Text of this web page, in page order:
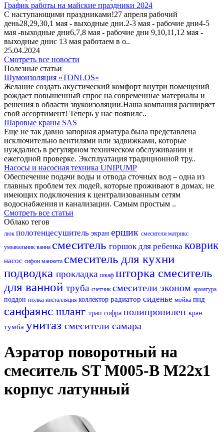
График работы на майские праздники 2024
С наступающими праздниками!27 апреля рабочий
день28,29,30,1 мая - выходные дни.2-3 мая - рабочие дни4-5
мая -выходные дни6,7,8 мая - рабочие дни 9,10,11,12 мая -
выходные днис 13 мая работаем в о..
25.04.2024
Смотреть все новости
Полезные статьи
Шумоизоляция «TONLOS»
Желание создать акустический комфорт внутри помещений
рождает повышенный спрос на современные материалы и
решения в области звукоизоляции.Наша компания расширяет
свой ассортимент! Теперь у нас появилс..
Шаровые краны SAS
Еще не так давно запорная арматура была представлена
исключительно вентилями или задвижками, которые
нуждались в регулярном техническом обслуживании и
ежегодной проверке. Эксплуатация традиционной тру..
Насосы и насосная техника UNIPUMP
Обеспечение подачи воды и отвода сточных вод – одна из
главных проблем тех людей, которые проживают в домах, не
имеющих подключения к централизованным сетям
водоснабжения и канализации. Самым простым ..
Смотреть все статьи
Облако тегов
люк полотенцесушитель экран ершик смесители матрикс
умывальник ванна смеситель горшок для ребенка коврик
насос сифон манжета смеситель для кухни
подводка прокладка шкаф шторка смеситель
для ванной труба счетчик смесители эконом арматура
поддон полка инсталляция коллектор радиатор сиденье мойка пнд
санфаянс шланг трап гофра полипропилен кран
тумба унитаз смесители самара
Аэратор поворотный на
смеситель ST М005-B М22х1
корпус латунный